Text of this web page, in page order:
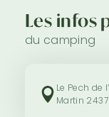
Les infos
du camping
Le Pech de
Martin